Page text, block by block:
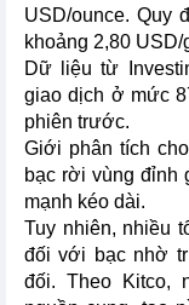
USD/ounce. Quy
khoảng 2,80
Dữ liệu từ
giao dịch ở mức
phiên trước.
Giới phân tích
bạc rời vùng đỉnh
mạnh kéo dài.
Tuy nhiên, nhiều
đối với bạc nhờ
đối. Theo Kitco,